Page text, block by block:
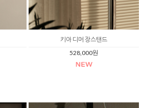
키아 디머 장스탠드
528,000원